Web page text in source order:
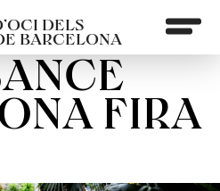
DELS
BARCELONA
FIRA